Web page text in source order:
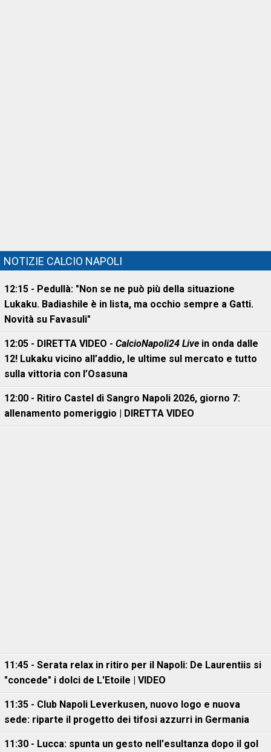
NOTIZIE CALCIO NAPOLI
12:15 - Pedullà: "Non se ne può più della situazione
Lukaku. Badiashile è in lista, ma occhio sempre a Gatti.
Novità su Favasuli"
12:05 - DIRETTA VIDEO - CalcioNapoli24 Live in onda dalle
12! Lukaku vicino all’addio, le ultime sul mercato e tutto
sulla vittoria con l’Osasuna
12:00 - Ritiro Castel di Sangro Napoli 2026, giorno 7:
allenamento pomeriggio | DIRETTA VIDEO
11:45 - Serata relax in ritiro per il Napoli: De Laurentiis si
"concede" i dolci de L'Etoile | VIDEO
11:35 - Club Napoli Leverkusen, nuovo logo e nuova
sede: riparte il progetto dei tifosi azzurri in Germania
11:30 - Lucca: spunta un gesto nell'esultanza dopo il gol